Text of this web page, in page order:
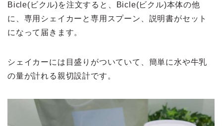
Bicle(ビクル)を注文すると、Bicle(ビクル)本体の他
に、専用シェイカーと専用スプーン、説明書がセット
になって届きます。
シェイカーには目盛りがついていて、簡単に水や牛乳
の量が計れる親切設計です。